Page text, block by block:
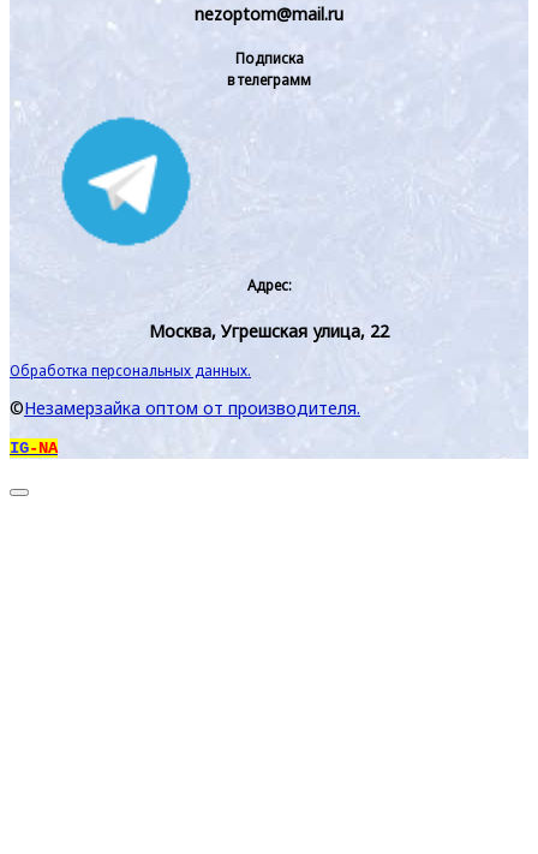
nezoptom@mail.ru
Подписка
в телеграмм
Адрес:
Москва, Угрешская улица, 22
Обработка персональных данных.
©Незамерзайка оптом от производителя.
IG-NA